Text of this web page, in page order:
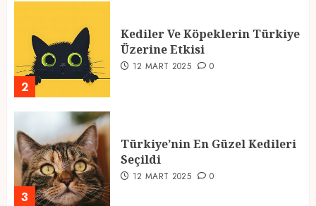
2
Kediler Ve Köpeklerin Türkiye
Üzerine Etkisi
12 MART 2025 0
3
Türkiye’nin En Güzel Kedileri
Seçildi
12 MART 2025 0